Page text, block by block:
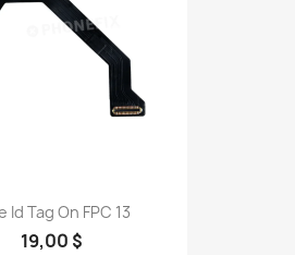
Id Tag On FPC 13
19,00 $